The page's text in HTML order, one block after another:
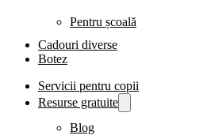
Pentru școală
Cadouri diverse
Botez
Servicii pentru copii
Resurse gratuite
Blog